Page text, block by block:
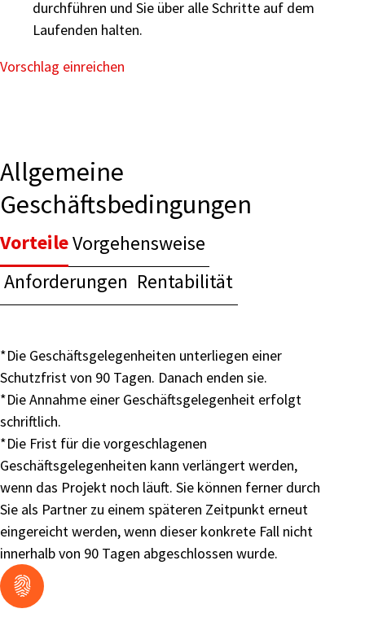
durchführen und Sie über alle Schritte auf dem
Laufenden halten.
Vorschlag einreichen
Allgemeine
Geschäftsbedingungen
VorteileVorgehensweise
Anforderungen Rentabilität
*Die Geschäftsgelegenheiten unterliegen einer
Schutzfrist von 90 Tagen. Danach enden sie.
*Die Annahme einer Geschäftsgelegenheit erfolgt
schriftlich.
*Die Frist für die vorgeschlagenen
Geschäftsgelegenheiten kann verlängert werden,
wenn das Projekt noch läuft. Sie können ferner durch
Sie als Partner zu einem späteren Zeitpunkt erneut
eingereicht werden, wenn dieser konkrete Fall nicht
innerhalb von 90 Tagen abgeschlossen wurde.